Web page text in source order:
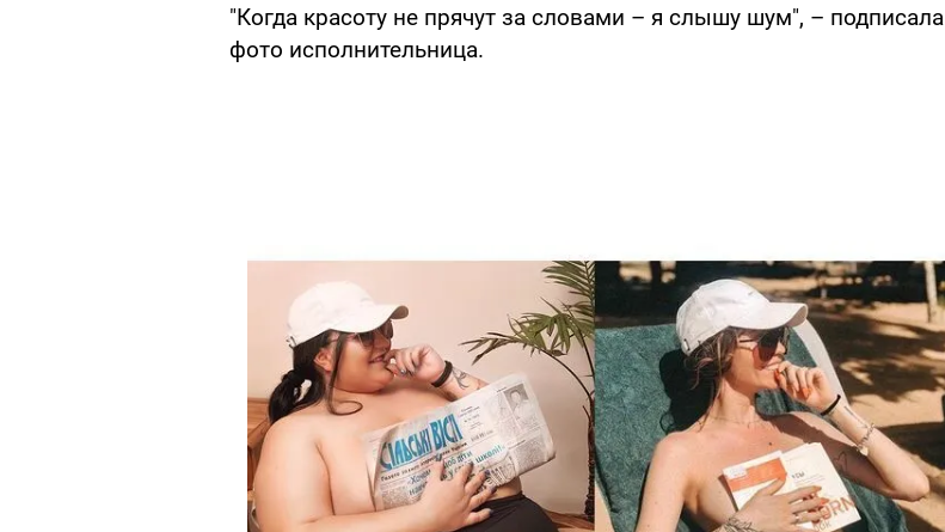
"Когда красоту не прячут за словами – я слышу шум", – подписала
фото исполнительница.